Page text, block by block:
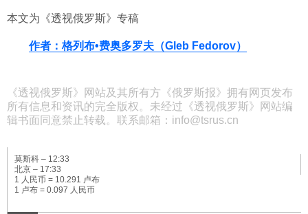
本文为《透视俄罗斯》专稿
作者：格列布•费奥多罗夫（Gleb Fedorov）
《透视俄罗斯》网站及其所有方《俄罗斯报》拥有网页发布
所有信息和资讯的完全版权。未经过《透视俄罗斯》网站编
辑书面同意禁止转载。联系邮箱：info@tsrus.cn
莫斯科 – 12:33
北京 – 17:33
1 人民币 = 10.291 卢布
1 卢布 = 0.097 人民币